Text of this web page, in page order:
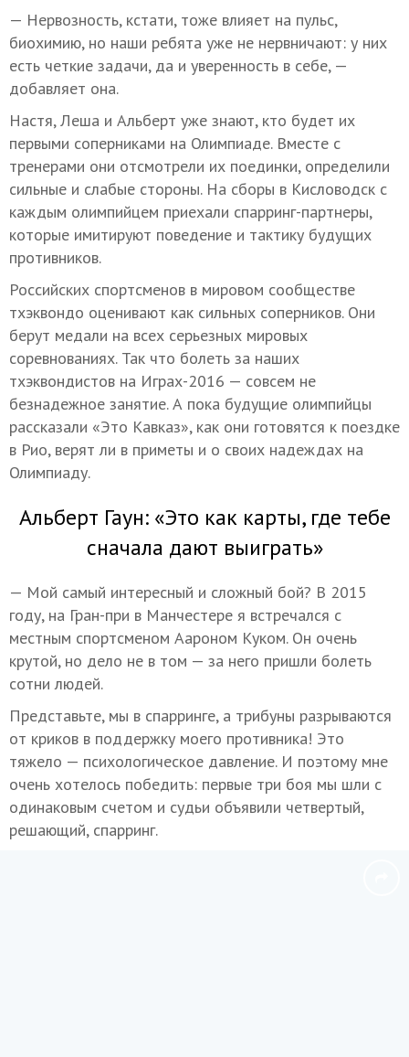
— Нервозность, кстати, тоже влияет на пульс,
биохимию, но наши ребята уже не нервничают: у них
есть четкие задачи, да и уверенность в себе, —
добавляет она.
Настя, Леша и Альберт уже знают, кто будет их
первыми соперниками на Олимпиаде. Вместе с
тренерами они отсмотрели их поединки, определили
сильные и слабые стороны. На сборы в Кисловодск с
каждым олимпийцем приехали спарринг-партнеры,
которые имитируют поведение и тактику будущих
противников.
Российских спортсменов в мировом сообществе
тхэквондо оценивают как сильных соперников. Они
берут медали на всех серьезных мировых
соревнованиях. Так что болеть за наших
тхэквондистов на Играх-2016 — совсем не
безнадежное занятие. А пока будущие олимпийцы
рассказали «Это Кавказ», как они готовятся к поездке
в Рио, верят ли в приметы и о своих надеждах на
Олимпиаду.
Альберт Гаун: «Это как карты, где тебе
сначала дают выиграть»
— Мой самый интересный и сложный бой? В 2015
году, на Гран-при в Манчестере я встречался с
местным спортсменом Аароном Куком. Он очень
крутой, но дело не в том — за него пришли болеть
сотни людей.
Представьте, мы в спарринге, а трибуны разрываются
от криков в поддержку моего противника! Это
тяжело — психологическое давление. И поэтому мне
очень хотелось победить: первые три боя мы шли с
одинаковым счетом и судьи объявили четвертый,
решающий, спарринг.